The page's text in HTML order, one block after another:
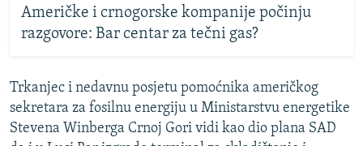
Američke i crnogorske kompanije počinju
razgovore: Bar centar za tečni gas?
Trkanjec i nedavnu posjetu pomoćnika američkog
sekretara za fosilnu energiju u Ministarstvu energetike
Stevena Winberga Crnoj Gori vidi kao dio plana SAD